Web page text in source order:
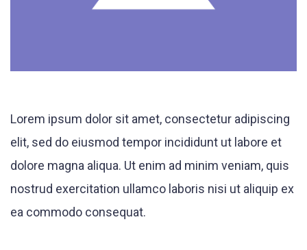
Lorem ipsum dolor sit amet, consectetur adipiscing
elit, sed do eiusmod tempor incididunt ut labore et
dolore magna aliqua. Ut enim ad minim veniam, quis
nostrud exercitation ullamco laboris nisi ut aliquip ex
ea commodo consequat.